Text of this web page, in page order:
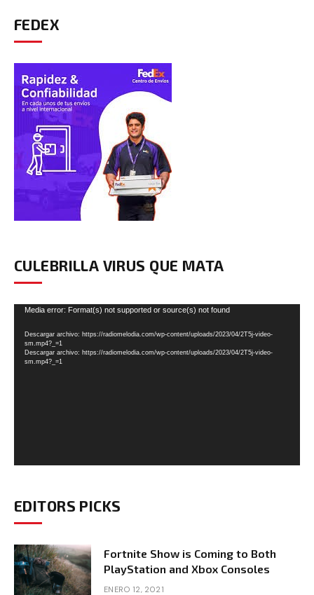
FEDEX
CULEBRILLA VIRUS QUE MATA
Reproductor
vídeo
Media error: Format(s) not supported or source(s) not found
Descargar archivo: https://radiomelodia.com/wp-content/uploads/2023/04/2T5j-video-
sm.mp4?_=1
Descargar archivo: https://radiomelodia.com/wp-content/uploads/2023/04/2T5j-video-
sm.mp4?_=1
EDITORS PICKS
Fortnite Show is Coming to Both
PlayStation and Xbox Consoles
ENERO 12, 2021